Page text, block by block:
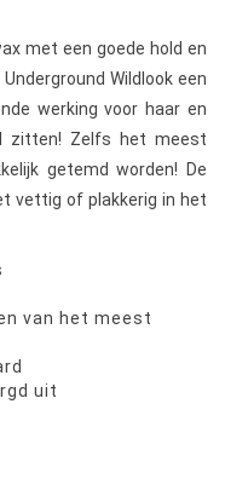
met een goede hold en
Wildlook een
werking voor haar en
zitten! Zelfs het meest
getemd worden! De
vettig of plakkerig in het
van het meest
uit